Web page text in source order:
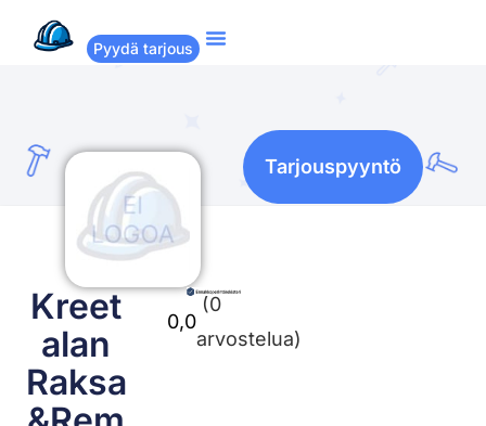
Pyydä tarjous
Kreet
alan
Raksa
0,0
(0
arvostelua)
Tarjouspyyntö